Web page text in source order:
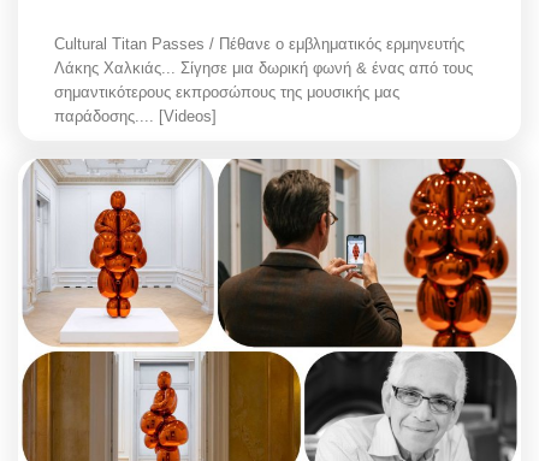
Mykonos Ticker TV
Sport
Sustainability
In Pictures
Science & Tech
Aegean Islands
Cultural Titan Passes / Πέθανε ο εμβληματικός ερμηνευτής
Λάκης Χαλκιάς... Σίγησε μια δωρική φωνή & ένας από τους
σημαντικότερους εκπροσώπους της μουσικής μας
παράδοσης.... [Videos]